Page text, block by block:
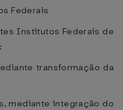
Federais
Institutos Federais de
transformação da
mediante integração do